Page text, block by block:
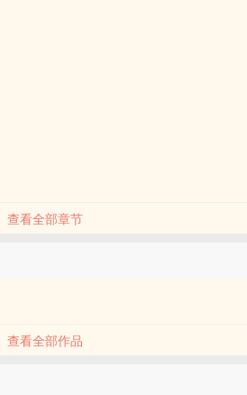
查看全部章节
查看全部作品